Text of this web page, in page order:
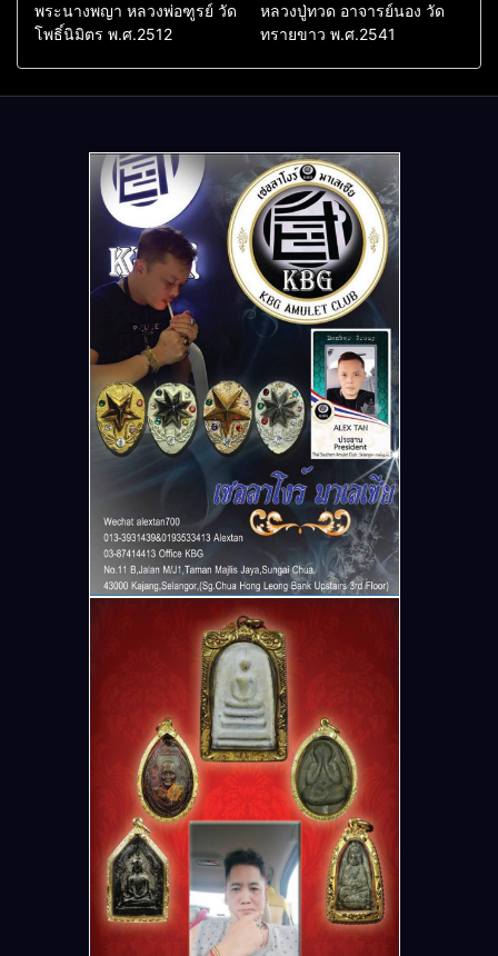
พระนางพญา หลวงพ่อฑูรย์ วัด
โพธิ์นิมิตร พ.ศ.2512
หลวงปู่ทวด อาจารย์นอง วัด
ทรายขาว พ.ศ.2541